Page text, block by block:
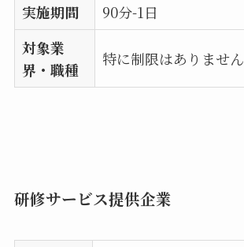
実施期間
90分-1日
対象業
界・職種
特に制限はありません
研修サービス提供企業